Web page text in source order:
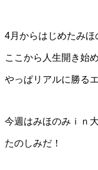
4月からはじめたみほ
ここから人生開き始
やっぱリアルに勝る
今週はみほのみｉｎ
たのしみだ！